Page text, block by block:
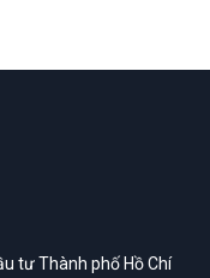
tư Thành phố Hồ Chí